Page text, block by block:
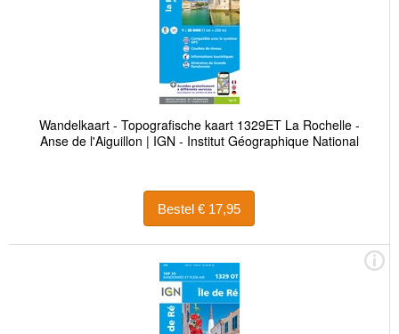
Wandelkaart - Topografische kaart 1329ET La Rochelle -
Anse de l'Aiguillon | IGN - Institut Géographique National
Bestel € 17,95